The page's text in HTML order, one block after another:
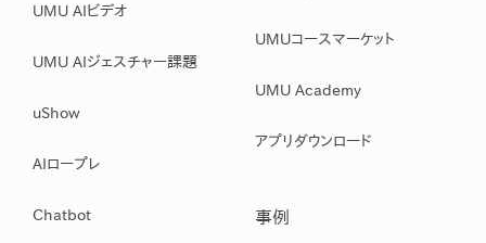
UMU AIビデオ
UMU AIジェスチャー課題
uShow
AIロープレ
Chatbot
UMUコースマーケット
UMU Academy
アプリダウンロード
事例